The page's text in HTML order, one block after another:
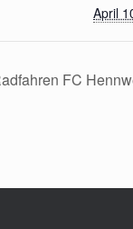
April
FC